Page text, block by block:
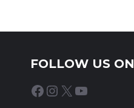
FOLLOW US ON
Facebook Instagram X YouTube